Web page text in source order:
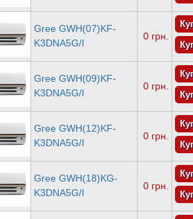
Gree GWH(07)KF-
K3DNA5G/I
0 грн.
Gree GWH(09)KF-
K3DNA5G/I
0 грн.
Gree GWH(12)KF-
K3DNA5G/I
0 грн.
Gree GWH(18)KG-
K3DNA5G/I
0 грн.